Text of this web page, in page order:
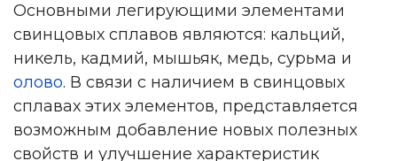
Основными легирующими элементами
свинцовых сплавов являются: кальций,
никель, кадмий, мышьяк, медь, сурьма и
олово. В связи с наличием в свинцовых
сплавах этих элементов, представляется
возможным добавление новых полезных
свойств и улучшение характеристик